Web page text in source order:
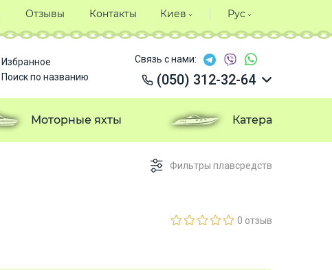
Фильтры плавсредств
0 отзыв
Отзывы Контакты Киев Рус
Избранное
Поиск по названию
Связь с нами:
(050) 312-32-64
(050) 312-32-64
(050) 312-32-64
(050) 312-32-64
Моторные яхты Катера